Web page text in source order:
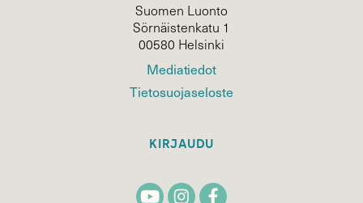
Suomen Luonto
Sörnäistenkatu 1
00580 Helsinki
Mediatiedot
Tietosuojaseloste
KIRJAUDU